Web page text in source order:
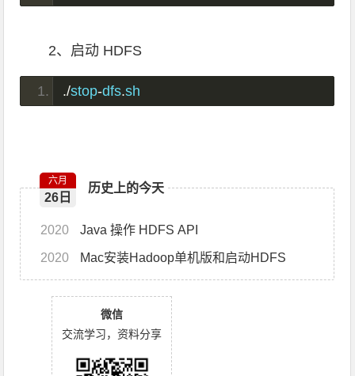
2、启动 HDFS
./stop-dfs.sh
历史上的今天
六月
26日
2020 Java 操作 HDFS API
2020 Mac安装Hadoop单机版和启动HDFS
微信
交流学习，资料分享